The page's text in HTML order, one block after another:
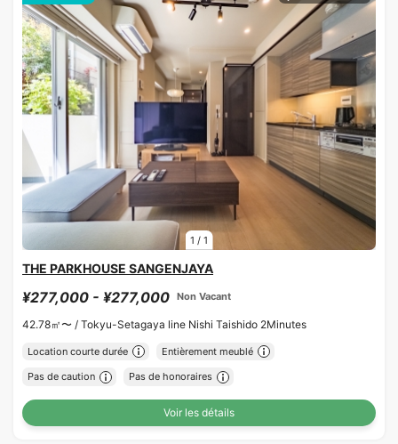
1 / 1
THE PARKHOUSE SANGENJAYA
¥277,000 - ¥277,000 Non Vacant
42.78㎡〜 / Tokyu-Setagaya line Nishi Taishido 2Minutes
Location courte durée Entièrement meublé
Pas de caution Pas de honoraires
Voir les détails